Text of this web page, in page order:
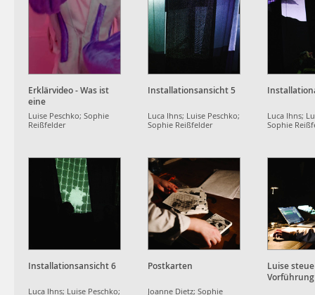
Erklärvideo - Was ist
eine
Autoimmunkrankheit
Luise Peschko; Sophie
Reißfelder
Installationsansicht 5
Luca Ihns; Luise Peschko;
Sophie Reißfelder
Luca Ihns;
Sophie
Installationsansicht 6
Luca Ihns; Luise Peschko;
Postkarten
Joanne Dietz; Sophie
Luise
Vorführung